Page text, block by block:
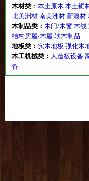
木材类： 本土原木 本土锯
北美洲材 南美洲材 新澳材
木制品类： 木门/木窗 木线
结构房屋/木屋 软木制品
地板类： 实木地板 强化木
木工机械类： 人造板设备
备